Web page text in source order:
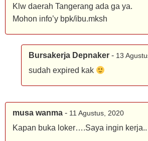
Klw daerah Tangerang ada ga ya.
Mohon info’y bpk/ibu.mksh
Bursakerja Depnaker - 13
sudah expired kak
musa wanma - 11 Agustus, 2020
Kapan buka loker….Saya ingin kerja..